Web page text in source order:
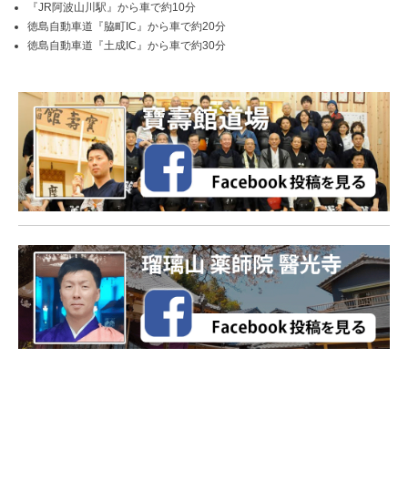
『JR阿波山川駅』から車で約10分
徳島自動車道『脇町IC』から車で約20分
徳島自動車道『土成IC』から車で約30分